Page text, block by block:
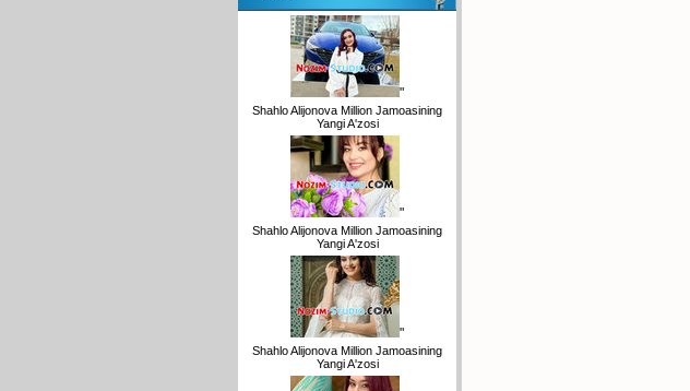
"
Shahlo Alijonova Million Jamoasining
Yangi A'zosi
"
Shahlo Alijonova Million Jamoasining
Yangi A'zosi
"
Shahlo Alijonova Million Jamoasining
Yangi A'zosi